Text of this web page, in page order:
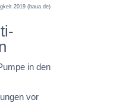
2019 (baua.de)
in den
vor